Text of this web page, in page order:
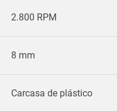
2.800 RPM
8 mm
Carcasa de plástico